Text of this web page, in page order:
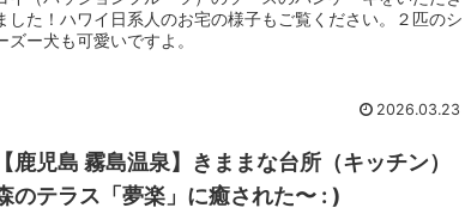
した！ハワイ日系人のお宅の様子もご覧ください。２匹のシ
ズー犬も可愛いですよ。
2026.03.23
鹿児島 霧島温泉】きままな台所（キッチン）
のテラス「夢楽」に癒された〜 : )